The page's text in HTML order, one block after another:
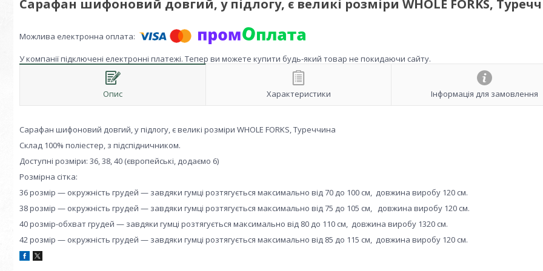
Сарафан шифоновий довгий, у підлогу, є великі розміри WHOLE FORKS,
У компанії підключені електронні платежі. Тепер ви можете купити будь-який товар не покидаючи сайту.
Опис Характеристики Інформація для замовлення
Сарафан шифоновий довгий, у підлогу, є великі розміри WHOLE FORKS, Туреччина
Склад 100% поліестер, з підспідничником.
Доступні розміри: 36, 38, 40 (європейські, додаємо 6)
Розмірна сітка:
36 розмір — окружність грудей — завдяки гумці розтягується максимально від 70 до 100 см, довжина виробу 120 см.
38 розмір — окружність грудей — завдяки гумці розтягується максимально від 75 до 105 см, довжина виробу 120 см.
40 розмір-обхват грудей — завдяки гумці розтягується максимально від 80 до 110 см, довжина виробу 1320 см.
42 розмір — окружність грудей — завдяки гумці розтягується максимально від 85 до 115 см, довжина виробу 120 см.